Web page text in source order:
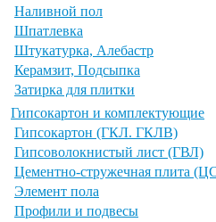
Наливной пол
Шпатлевка
Штукатурка, Алебастр
Керамзит, Подсыпка
Затирка для плитки
Гипсокартон и комплектующие
Гипсокартон (ГКЛ. ГКЛВ)
Гипсоволокнистый лист (ГВЛ)
Цементно-стружечная плита
Элемент пола
Профили и подвесы